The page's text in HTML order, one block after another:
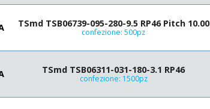
8.35
8.5
8.55
9.5
10.3
TSmd TSB06739-095-280-9.5 RP46 Pitch 10.00
confezione: 500pz
TSmd TSB06311-031-180-3.1 RP46
confezione: 1500pz